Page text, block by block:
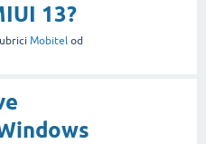
13?
Mobitel od